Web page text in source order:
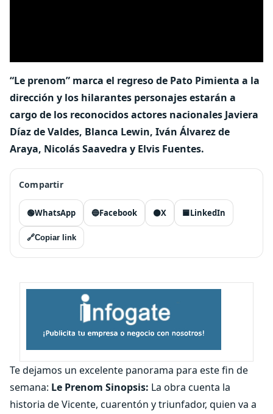
“Le prenom” marca el regreso de Pato Pimienta a la
dirección y los hilarantes personajes estarán a
cargo de los reconocidos actores nacionales Javiera
Díaz de Valdes, Blanca Lewin, Iván Álvarez de
Araya, Nicolás Saavedra y Elvis Fuentes.
Compartir
🟢WhatsApp 🔵Facebook ⚫X 🟦LinkedIn
🔗Copiar link
Te dejamos un excelente panorama para este fin de
semana: Le Prenom Sinopsis: La obra cuenta la
historia de Vicente, cuarentón y triunfador, quien va a